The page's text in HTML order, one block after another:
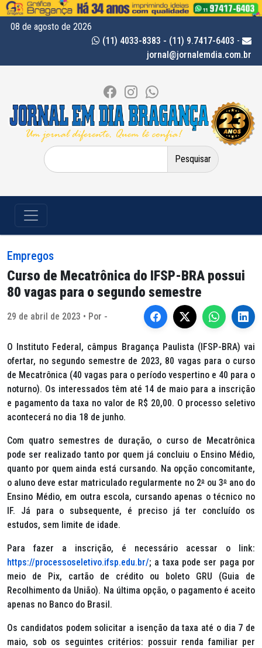
08 de agosto de 2026
(11) 4033-8383 - (11) 9.7417-6403 -
jornal@jornalemdia.com.br
Pesquisar
por:
Empregos
Curso de Mecatrônica do IFSP-BRA possui
80 vagas para o segundo semestre
29 de abril de 2023 • Por -
O Instituto Federal, câmpus Bragança Paulista (IFSP-BRA) vai
ofertar, no segundo semestre de 2023, 80 vagas para o curso
de Mecatrônica (40 vagas para o período vespertino e 40 para o
noturno). Os interessados têm até 14 de maio para a inscrição
e pagamento da taxa no valor de R$ 20,00. O processo seletivo
acontecerá no dia 18 de junho.
Com quatro semestres de duração, o curso de Mecatrônica
pode ser realizado tanto por quem já concluiu o Ensino Médio,
quanto por quem ainda está cursando. Na opção concomitante,
o aluno deve estar matriculado regularmente no 2ºou 3ºano do
Ensino Médio, em outra escola, cursando apenas o técnico no
IF. Já para o subsequente, é preciso já ter concluído os
estudos, sem limite de idade.
Para fazer a inscrição, é necessário acessar o link:
https://processoseletivo.ifsp.edu.br/; a taxa pode ser paga por
meio de Pix, cartão de crédito ou boleto GRU (Guia de
Recolhimento da União). Na última opção, o pagamento é aceito
apenas no Banco do Brasil.
Os candidatos podem solicitar a isenção da taxa até o dia 7 de
maio, sob os seguintes critérios: possuir renda familiar per